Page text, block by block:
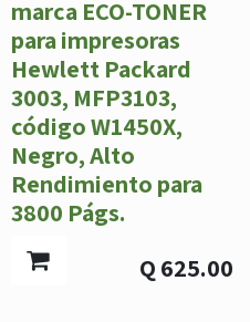
marca ECO-TONER
para impresoras
Hewlett Packard
3003, MFP3103,
código W1450X,
Negro, Alto
Rendimiento para
3800 Págs.
Q 625.00